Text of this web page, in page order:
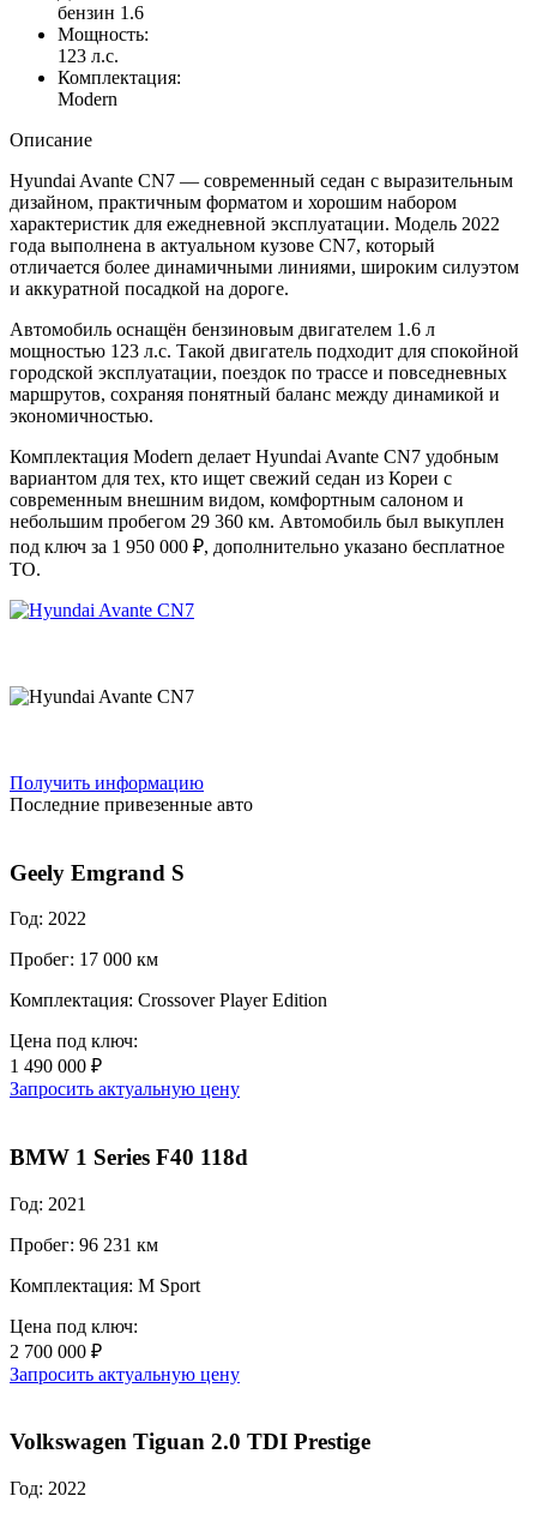
бензин 1.6
Мощность:
123 л.с.
Комплектация:
Modern
Описание
Hyundai Avante CN7 — современный седан с выразительным
дизайном, практичным форматом и хорошим набором
характеристик для ежедневной эксплуатации. Модель 2022
года выполнена в актуальном кузове CN7, который
отличается более динамичными линиями, широким силуэтом
и аккуратной посадкой на дороге.
Автомобиль оснащён бензиновым двигателем 1.6 л
мощностью 123 л.с. Такой двигатель подходит для спокойной
городской эксплуатации, поездок по трассе и повседневных
маршрутов, сохраняя понятный баланс между динамикой и
экономичностью.
Комплектация Modern делает Hyundai Avante CN7 удобным
вариантом для тех, кто ищет свежий седан из Кореи с
современным внешним видом, комфортным салоном и
небольшим пробегом 29 360 км. Автомобиль был выкуплен
под ключ за 1 950 000 ₽, дополнительно указано бесплатное
ТО.
Получить информацию
Последние привезенные авто
Geely Emgrand S
Год: 2022
Пробег: 17 000 км
Комплектация: Crossover Player Edition
Цена под ключ:
1 490 000 ₽
Запросить актуальную цену
BMW 1 Series F40 118d
Год: 2021
Пробег: 96 231 км
Комплектация: M Sport
Цена под ключ:
2 700 000 ₽
Запросить актуальную цену
Volkswagen Tiguan 2.0 TDI Prestige
Год: 2022